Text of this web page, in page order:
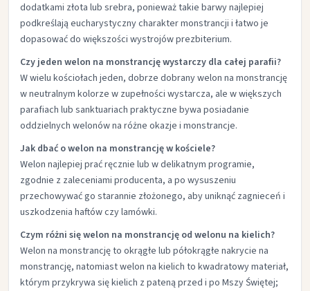
dodatkami złota lub srebra, ponieważ takie barwy najlepiej
podkreślają eucharystyczny charakter monstrancji i łatwo je
dopasować do większości wystrojów prezbiterium.​
Czy jeden welon na monstrancję wystarczy dla całej parafii?
W wielu kościołach jeden, dobrze dobrany welon na monstrancję
w neutralnym kolorze w zupełności wystarcza, ale w większych
parafiach lub sanktuariach praktyczne bywa posiadanie
oddzielnych welonów na różne okazje i monstrancje.​
Jak dbać o welon na monstrancję w kościele?
Welon najlepiej prać ręcznie lub w delikatnym programie,
zgodnie z zaleceniami producenta, a po wysuszeniu
przechowywać go starannie złożonego, aby uniknąć zagnieceń i
uszkodzenia haftów czy lamówki.​
Czym różni się welon na monstrancję od welonu na kielich?
Welon na monstrancję to okrągłe lub półokrągłe nakrycie na
monstrancję, natomiast welon na kielich to kwadratowy materiał,
którym przykrywa się kielich z pateną przed i po Mszy Świętej;